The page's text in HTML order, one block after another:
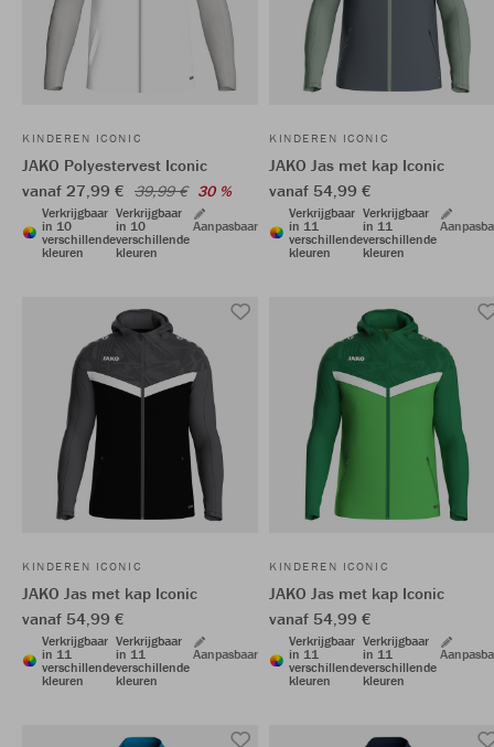
KINDEREN ICONIC
JAKO Polyestervest Iconic
vanaf 27,99 € 39,99 € 30 %
Verkrijgbaar
in 10
verschillende
kleuren
Verkrijgbaar
in 10
verschillende
kleuren
Aanpasbaar
KINDEREN ICONIC
JAKO Jas met kap Iconic
vanaf 54,99 €
Verkrijgbaar
in 11
verschillende
kleuren
Verkrijgbaar
in 11
verschillende
kleuren
KINDEREN ICONIC
JAKO Jas met kap Iconic
vanaf 54,99 €
Verkrijgbaar
in 11
verschillende
kleuren
Verkrijgbaar
in 11
verschillende
kleuren
Aanpasbaar
KINDEREN ICONIC
JAKO Jas met kap Iconic
vanaf 54,99 €
Verkrijgbaar
in 11
verschillende
kleuren
Verkrijgbaar
in 11
verschillende
kleuren